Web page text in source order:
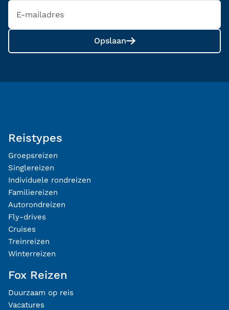
Opslaan
Reistypes
Groepsreizen
Singlereizen
Individuele rondreizen
Familiereizen
Autorondreizen
Fly-drives
Cruises
Treinreizen
Winterreizen
Fox Reizen
Duurzaam op reis
Vacatures